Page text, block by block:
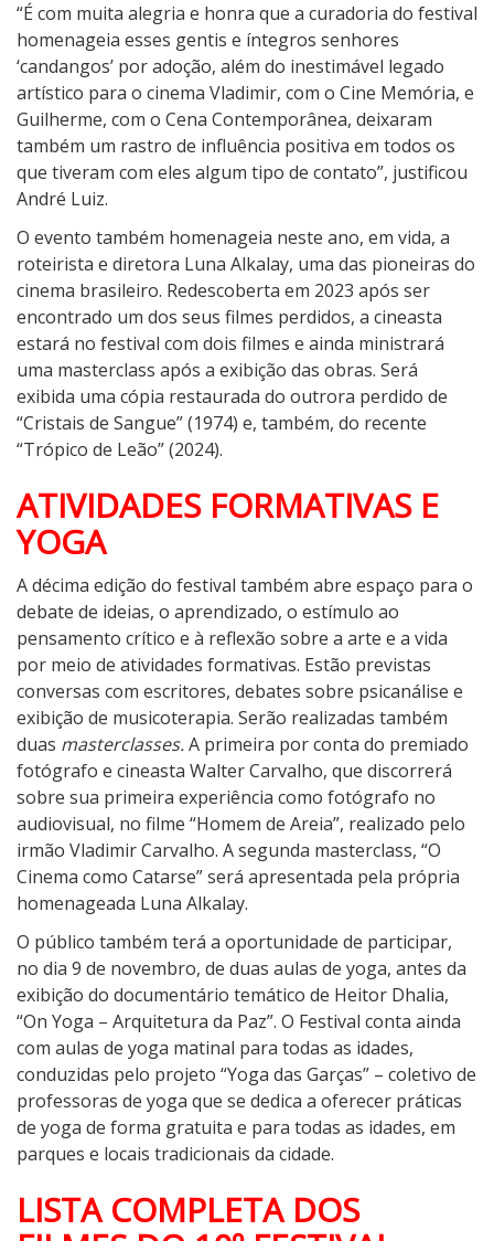
“É com muita alegria e honra que a curadoria do festival
homenageia esses gentis e íntegros senhores
‘candangos’ por adoção, além do inestimável legado
artístico para o cinema Vladimir, com o Cine Memória, e
Guilherme, com o Cena Contemporânea, deixaram
também um rastro de influência positiva em todos os
que tiveram com eles algum tipo de contato”, justificou
André Luiz.
O evento também homenageia neste ano, em vida, a
roteirista e diretora Luna Alkalay, uma das pioneiras do
cinema brasileiro. Redescoberta em 2023 após ser
encontrado um dos seus filmes perdidos, a cineasta
estará no festival com dois filmes e ainda ministrará
uma masterclass após a exibição das obras. Será
exibida uma cópia restaurada do outrora perdido de
“Cristais de Sangue” (1974) e, também, do recente
“Trópico de Leão” (2024).
ATIVIDADES FORMATIVAS E
YOGA
A décima edição do festival também abre espaço para o
debate de ideias, o aprendizado, o estímulo ao
pensamento crítico e à reflexão sobre a arte e a vida
por meio de atividades formativas. Estão previstas
conversas com escritores, debates sobre psicanálise e
exibição de musicoterapia. Serão realizadas também
duas masterclasses.A primeira por conta do premiado
fotógrafo e cineasta Walter Carvalho, que discorrerá
sobre sua primeira experiência como fotógrafo no
audiovisual, no filme “Homem de Areia”, realizado pelo
irmão Vladimir Carvalho. A segunda masterclass, “O
Cinema como Catarse” será apresentada pela própria
homenageada Luna Alkalay.
O público também terá a oportunidade de participar,
no dia 9 de novembro, de duas aulas de yoga, antes da
exibição do documentário temático de Heitor Dhalia,
“On Yoga – Arquitetura da Paz”. O Festival conta ainda
com aulas de yoga matinal para todas as idades,
conduzidas pelo projeto “Yoga das Garças” – coletivo de
professoras de yoga que se dedica a oferecer práticas
de yoga de forma gratuita e para todas as idades, em
parques e locais tradicionais da cidade.
LISTA COMPLETA DOS